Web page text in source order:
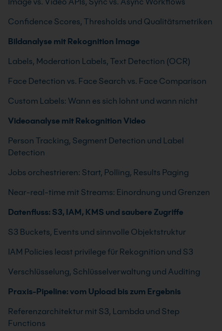
Confidence Scores, Thresholds und Qualitätsmetriken
Bildanalyse mit Rekognition Image
Labels, Moderation Labels, Text Detection (OCR)
Face Detection vs. Face Search vs. Face Comparison
Custom Labels: Wann es sich lohnt und wann nicht
Videoanalyse mit Rekognition Video
Person Tracking, Segment Detection und Label
Detection
Jobs orchestrieren: Start, Polling, Results Paging
Near-real-time mit Streams: Einordnung und Grenzen
Datenfluss: S3, IAM, KMS und saubere Zugriffe
S3 Buckets, Events und sinnvolle Objektstruktur
IAM Policies least privilege für Rekognition und S3
Verschlüsselung, Schlüsselverwaltung und Auditing
Praxis-Pipeline: vom Upload bis zum Ergebnis
Referenzarchitektur mit S3, Lambda und Step
Functions